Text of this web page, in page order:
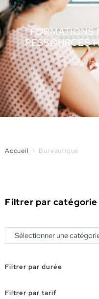
FORMATIONS
RESSOURCES
Accueil > Bureautique
Filtrer par catégorie
Filtrer par durée
Filtrer par tarif